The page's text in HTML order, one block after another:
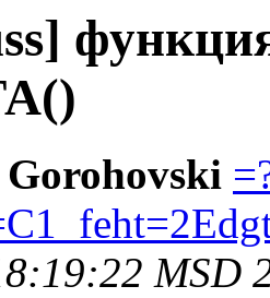
MSD